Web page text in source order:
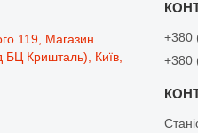
119, Магазин
Кришталь), Київ,
+380
+380